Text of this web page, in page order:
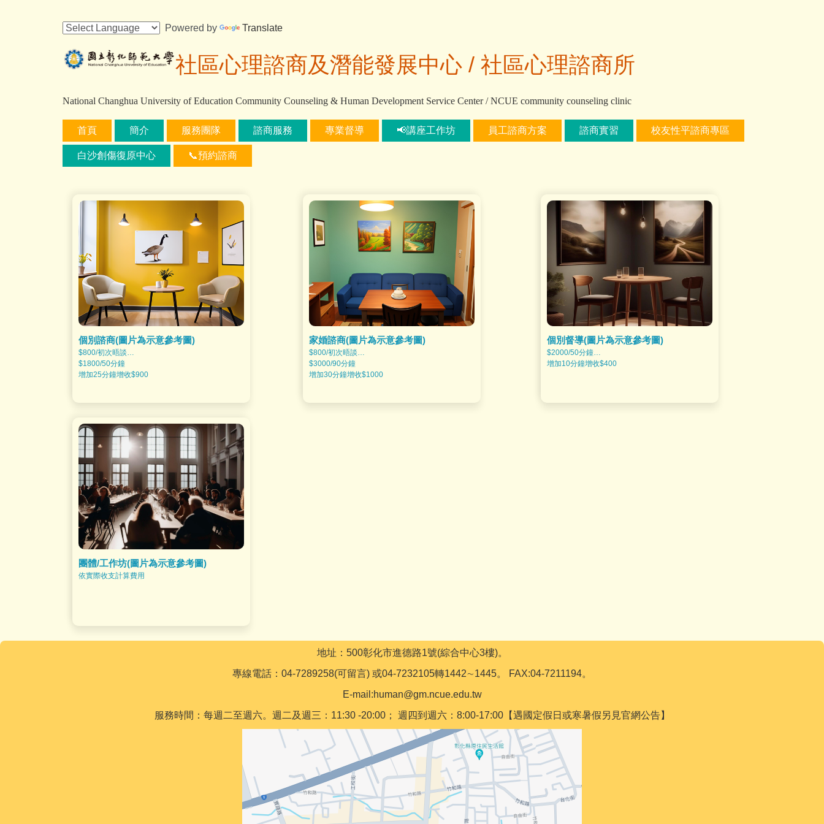
Powered by Translate
社區心理諮商及潛能發展中心 / 社區心理諮商所
National Changhua University of Education Community Counseling & Human Development Service Center / NCUE community counseling clinic
首頁 簡介 服務團隊 諮商服務 專業督導 📢講座工作坊 員工諮商方案 諮商實習 校友性平諮商專區
白沙創傷復原中心 📞預約諮商
個別諮商(圖片為示意參考圖)
$800/初次晤談
$1800/50分鐘
增加25分鐘增收$900
團體/工作坊(圖片為示意參考圖)
依實際收支計算費用
家婚諮商(圖片為示意參考圖)
$800/初次晤談
$3000/90分鐘
增加30分鐘增收$1000
個別督導(圖片為示意參考圖)
$2000/50分鐘
增加10分鐘增收$400
地址：500彰化市進德路1號(綜合中心3樓)。
專線電話：04-7289258(可留言) 或04-7232105轉1442∼1445。 FAX:04-7211194。
E-mail:human@gm.ncue.edu.tw
服務時間：每週二至週六。週二及週三：11:30 -20:00； 週四到週六：8:00-17:00【遇國定假日或寒暑假另見官網公告】